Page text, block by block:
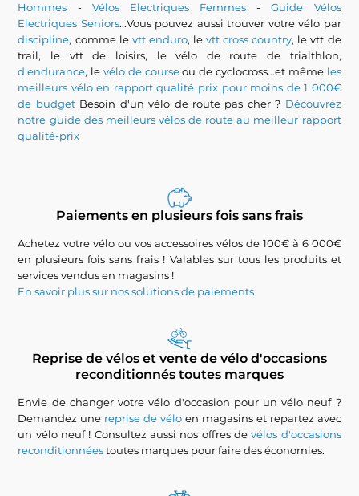
Hommes - Vélos Electriques Femmes -Guide Vélos
Electriques Seniors...Vous pouvez aussi trouver votre vélo par
discipline, comme le vtt enduro, levtt cross country, le vtt de
trail, le vtt de loisirs, le vélo de route de trialthlon,
d'endurance, levélo de courseou de cyclocross...et même les
meilleurs vélo en rapport qualité prix pour moins de 1 000€
de budgetBesoin d'un vélo de route pas cher ? Découvrez
notre guide des meilleurs vélos de route au meilleur rapport
qualité-prix
Paiements en plusieurs fois sans frais
Achetez votre vélo ou vos accessoires vélos de 100€ à 6 000€
en plusieurs fois sans frais ! Valables sur tous les produits et
services vendus en magasins !
En savoir plus sur nos solutions de paiements
Reprise de vélos et vente de vélo d'occasions
reconditionnés toutes marques
Envie de changer votre vélo d'occasion pour un vélo neuf ?
Demandez une reprise de vélo en magasins et repartez avec
un vélo neuf ! Consultez aussi nos offres devélos d'occasions
reconditionnéestoutes marques pour faire des économies.